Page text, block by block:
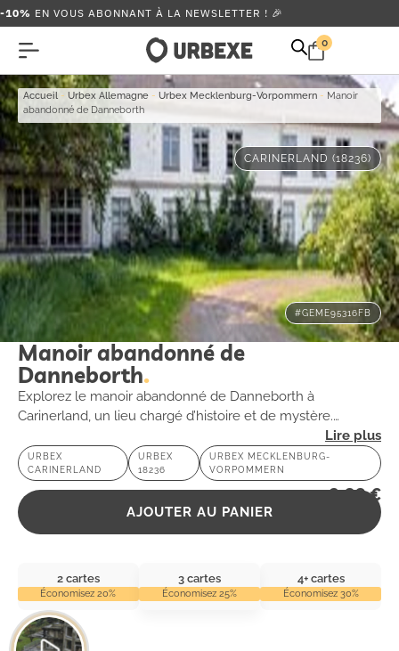
-10% EN VOUS ABONNANT À LA NEWSLETTER ! 🎉
0
Accueil - Urbex Allemagne - Urbex Mecklenburg-Vorpommern - Manoir
abandonné de Danneborth
CARINERLAND (18236)
#GEME95316FB
Manoir abandonné de
Danneborth
Explorez le manoir abandonné de Danneborth à
Carinerland, un lieu chargé d’histoire et de mystère.
Laissez-vous envoûter par son ambiance intrigante et ses
secrets oubliés.
URBEX
CARINERLAND
URBEX
18236
URBEX MECKLENBURG-
VORPOMMERN
2,99€
AJOUTER AU PANIER
2 cartes
Économisez 20%
3 cartes
Économisez 25%
4+ cartes
Économisez 30%